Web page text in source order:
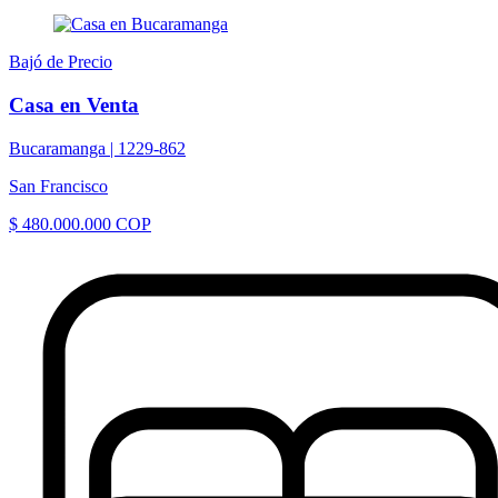
Bajó de Precio
Casa en Venta
Bucaramanga | 1229-862
San Francisco
$ 480.000.000 COP